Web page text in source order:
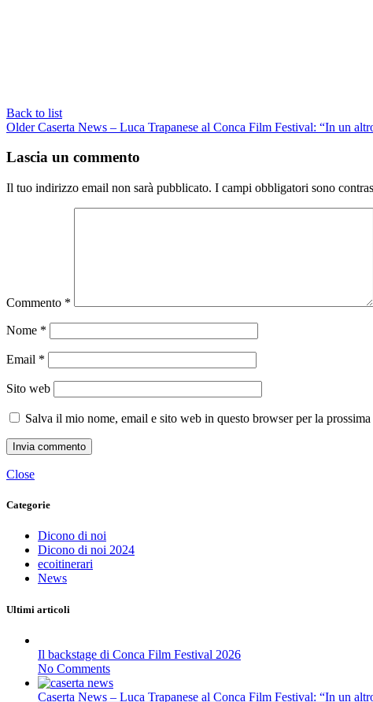
Back to list
Older Caserta News – Luca Trapanese al Conca Film Festival: “In un
Lascia un commento
Il tuo indirizzo email non sarà pubblicato. I campi obbligatori sono
Commento *
Nome *
Email *
Sito web
Salva il mio nome, email e sito web in questo browser per la
Close
Categorie
Dicono di noi
Dicono di noi 2024
ecoitinerari
News
Ultimi articoli
Il backstage di Conca Film Festival 2026
No Comments
Caserta News – Luca Trapanese al Conca Film Festival: “In un